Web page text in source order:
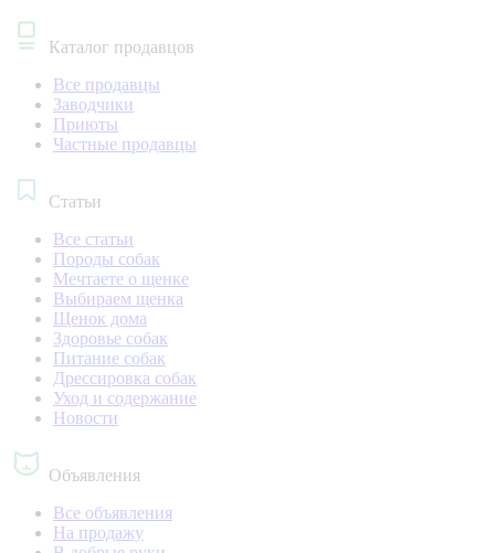
Каталог продавцов
Все продавцы
Заводчики
Приюты
Частные продавцы
Статьи
Все статьи
Породы собак
Мечтаете о щенке
Выбираем щенка
Щенок дома
Здоровье собак
Питание собак
Дрессировка собак
Уход и содержание
Новости
Объявления
Все объявления
На продажу